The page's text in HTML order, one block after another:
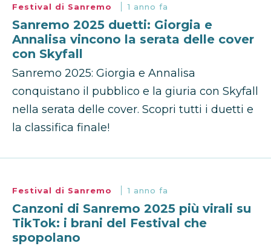
Festival di Sanremo 1 anno fa
Sanremo 2025 duetti: Giorgia e
Annalisa vincono la serata delle cover
con Skyfall
Sanremo 2025: Giorgia e Annalisa
conquistano il pubblico e la giuria con Skyfall
nella serata delle cover. Scopri tutti i duetti e
la classifica finale!
Festival di Sanremo 1 anno fa
Canzoni di Sanremo 2025 più virali su
TikTok: i brani del Festival che
spopolano